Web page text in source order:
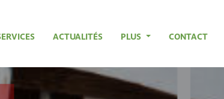
ACTUALITÉS PLUS CONTACT